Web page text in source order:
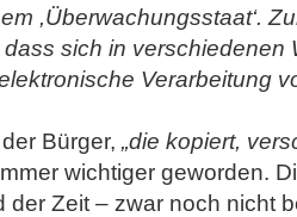
,Überwachungsstaat‘.
sich in verschiedenen
Verarbeitung
Bürger, „die kopiert,
wichtiger geworden.
der Zeit – zwar noch nicht